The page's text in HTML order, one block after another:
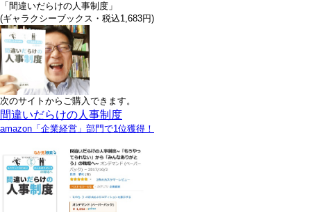
「間違いだらけの人事制度」
(ギャラクシーブックス・税込1,683円)
次のサイトからご購入できます。
間違いだらけの人事制度
amazon「企業経営」部門で1位獲得！